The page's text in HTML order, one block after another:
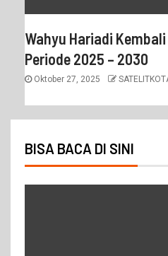
Wahyu Hariadi
Periode 2025 – 2030
Oktober 27, 2025
BISA BACA DI SINI